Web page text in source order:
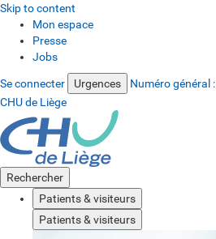
Skip to content
Mon espace
Presse
Jobs
Se connecter Urgences Numéro général :
CHU de Liège
Rechercher
Patients & visiteurs
Patients & visiteurs